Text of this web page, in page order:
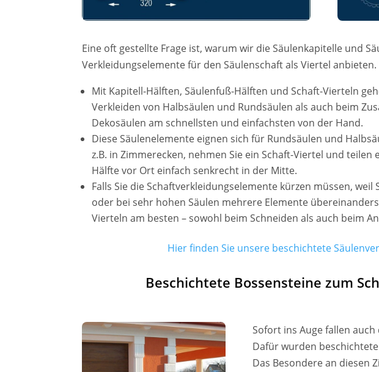
Eine oft gestellte Frage ist, warum wir die Säulenkapitelle und
Verkleidungselemente für den Säulenschaft als Viertel
Mit Kapitell-Hälften, Säulenfuß-Hälften und Schaft-Vierteln
Verkleiden von Halbsäulen und Rundsäulen als auch beim
Dekosäulen am schnellsten und einfachsten von der Hand.
Diese Säulenelemente eignen sich für Rundsäulen und
z.B. in Zimmerecken, nehmen Sie ein Schaft-Viertel und
Hälfte vor Ort einfach senkrecht in der Mitte.
Falls Sie die Schaftverkleidungselemente kürzen müssen,
oder bei sehr hohen Säulen mehrere Elemente
Vierteln am besten – sowohl beim Schneiden als auch beim
Hier finden Sie unsere beschichtete
Beschichtete Bossensteine zum
Sofort ins Auge fallen
Dafür wurden
Das Besondere an diesen